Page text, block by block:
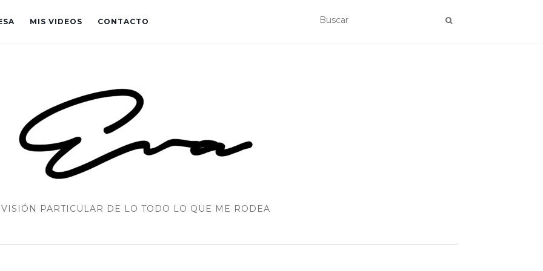
MIS VIDEOS CONTACTO
VISIÓN PARTICULAR DE LO TODO LO QUE ME RODEA